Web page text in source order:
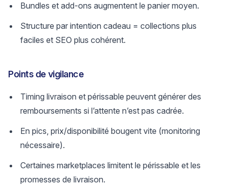
Bundles et add-ons augmentent le panier moyen.
Structure par intention cadeau = collections plus
faciles et SEO plus cohérent.
Points de vigilance
Timing livraison et périssable peuvent générer des
remboursements si l’attente n’est pas cadrée.
En pics, prix/disponibilité bougent vite (monitoring
nécessaire).
Certaines marketplaces limitent le périssable et les
promesses de livraison.